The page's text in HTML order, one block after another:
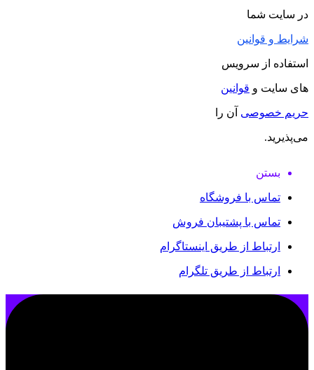
در سایت شما
شرایط و قوانین
استفاده از سرویس
های سایت و قوانین
حریم خصوصی آن را
می‌پذیرید.
بستن
تماس با فروشگاه
تماس با پشتیبان فروش
ارتباط از طریق اینستاگرام
ارتباط از طریق تلگرام